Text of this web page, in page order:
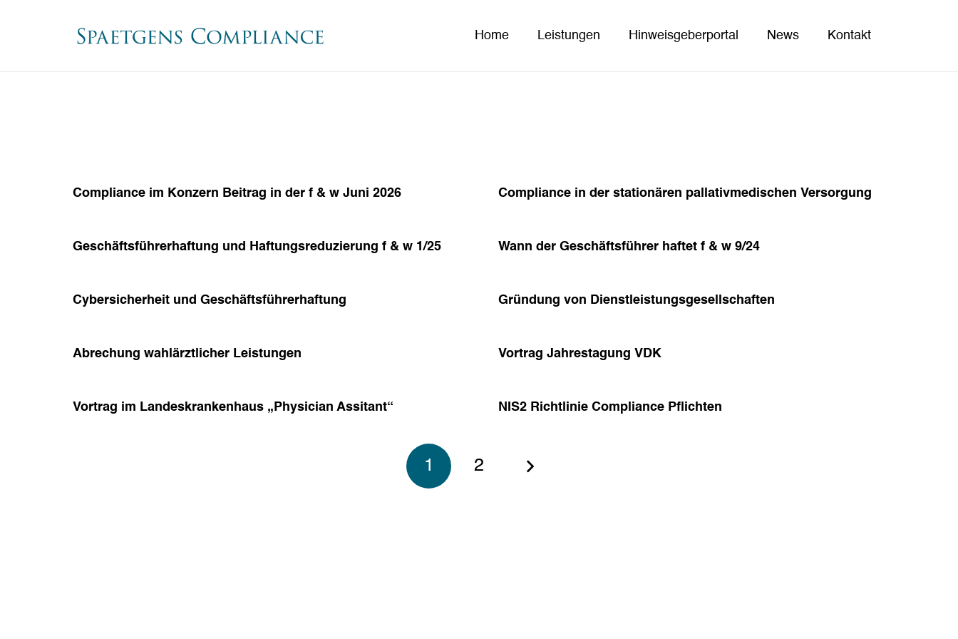
Home Leistungen Hinweisgeberportal News Kontakt
Compliance im Konzern Beitrag in der f & w Juni 2026 Compliance in der stationären pallativmedischen Versorgung
Geschäftsführerhaftung und Haftungsreduzierung f & w 1/25 Wann der Geschäftsführer haftet f & w 9/24
Cybersicherheit und Geschäftsführerhaftung Gründung von Dienstleistungsgesellschaften
Abrechung wahlärztlicher Leistungen Vortrag Jahrestagung VDK
Vortrag im Landeskrankenhaus „Physician Assitant“ NIS2 Richtlinie Compliance Pflichten
1 2